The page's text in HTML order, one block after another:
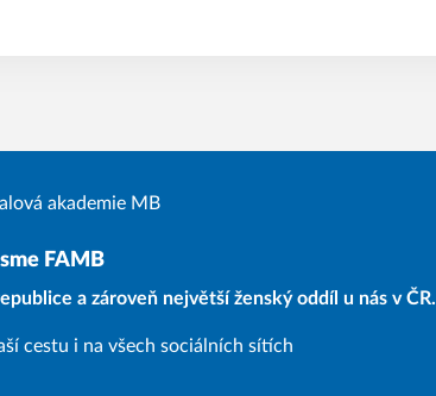
FAMB
a zároveň největší ženský oddíl u nás v ČR.
cestu i na všech sociálních sítích